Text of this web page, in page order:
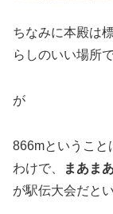
ちなみに本殿は
らしのいい場所で
が
866mということ
わけで、
まあま
が駅伝大会だと